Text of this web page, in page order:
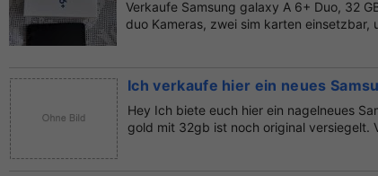
Verkaufe Samsung galaxy A 6+ Duo, 32
duo Kameras, zwei sim karten
Ich verkaufe hier ein neues
Hey Ich biete euch hier ein nagelneues
gold mit 32gb ist noch original versiegelt.